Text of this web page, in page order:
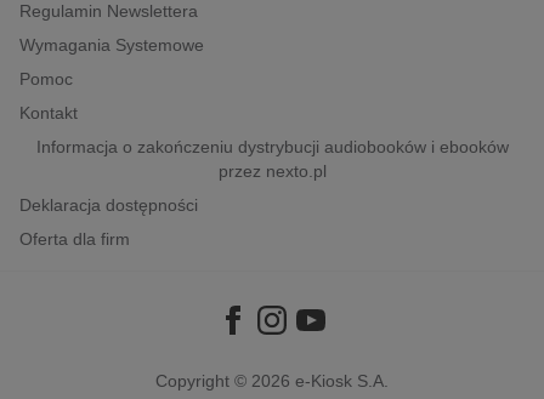
popularno-naukowe
historia
Regulamin Newslettera
Wymagania Systemowe
Pomoc
Kontakt
Informacja o zakończeniu dystrybucji audiobooków i ebooków
przez nexto.pl
Deklaracja dostępności
Oferta dla firm
Copyright © 2026 e-Kiosk S.A.